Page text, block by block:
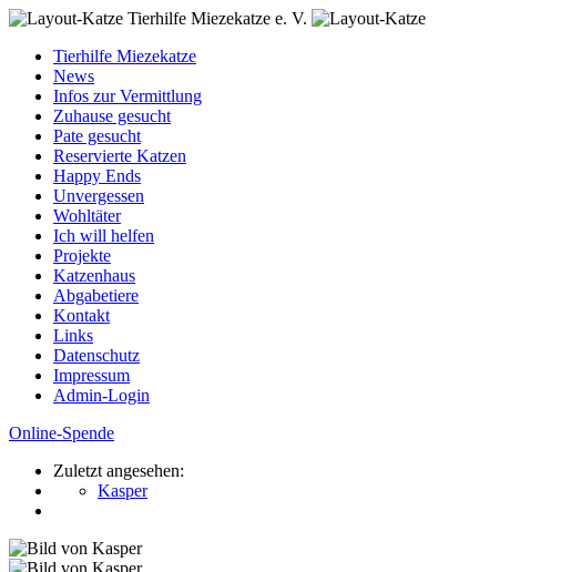
Tierhilfe Miezekatze e. V.
Tierhilfe Miezekatze
News
Infos zur Vermittlung
Zuhause gesucht
Pate gesucht
Reservierte Katzen
Happy Ends
Unvergessen
Wohltäter
Ich will helfen
Projekte
Katzenhaus
Abgabetiere
Kontakt
Links
Datenschutz
Impressum
Admin-Login
Online-Spende
Zuletzt angesehen:
Kasper